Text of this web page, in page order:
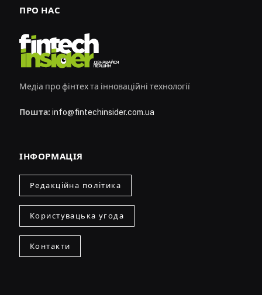
ПРО НАС
Медіа про фінтех та інноваційні технології
Пошта: info@fintechinsider.com.ua
ІНФОРМАЦІЯ
Редакційна політика
Користувацька угода
Контакти